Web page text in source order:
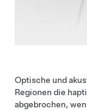
Optische und
Regionen die
abgebrochen,